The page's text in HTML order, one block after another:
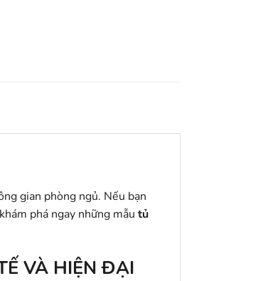
gian phòng ngủ. Nếu bạn
phá ngay những mẫu tủ
VÀ HIỆN ĐẠI